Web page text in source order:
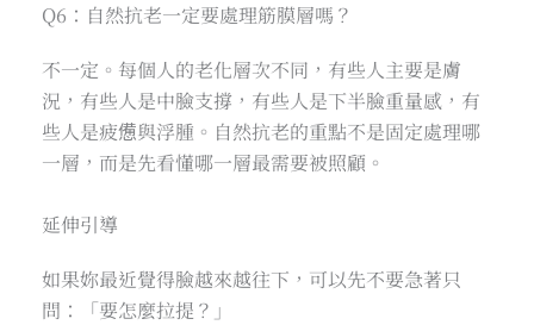
Q6：自然抗老一定要處理筋膜層嗎？
不一定。每個人的老化層次不同，有些人主要是膚
況，有些人是中臉支撐，有些人是下半臉重量感，有
些人是疲憊與浮腫。自然抗老的重點不是固定處理哪
一層，而是先看懂哪一層最需要被照顧。
延伸引導
如果妳最近覺得臉越來越往下，可以先不要急著只
問：「要怎麼拉提？」